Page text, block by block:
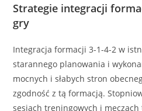
Strategie integracji
gry
Integracja formacji 3-1-4-2 w
starannego planowania i
mocnych i słabych stron
zgodność z tą formacją.
sesjach treningowych i meczach